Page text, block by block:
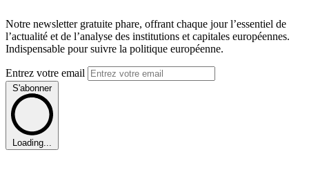
Notre newsletter gratuite phare, offrant chaque jour l’essentiel de
l’actualité et de l’analyse des institutions et capitales européennes.
Indispensable pour suivre la politique européenne.
Entrez votre email
S'abonner
Loading...